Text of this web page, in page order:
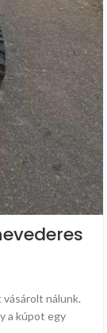
nálunk.
a kúpot egy